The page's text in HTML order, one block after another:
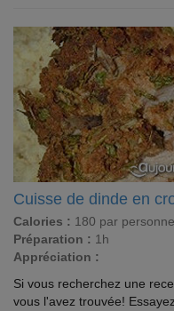
Cuisse de dinde en
Calories : 180 par personne
Préparation : 1h
Appréciation :
Si vous recherchez une
vous l'avez trouvée!